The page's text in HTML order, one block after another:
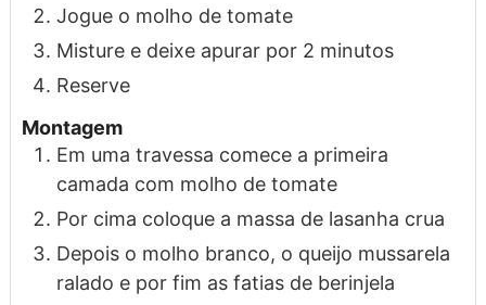
Jogue o molho de tomate
Misture e deixe apurar por 2 minutos
Reserve
Montagem
Em uma travessa comece a primeira
camada com molho de tomate
Por cima coloque a massa de lasanha crua
Depois o molho branco, o queijo mussarela
ralado e por fim as fatias de berinjela